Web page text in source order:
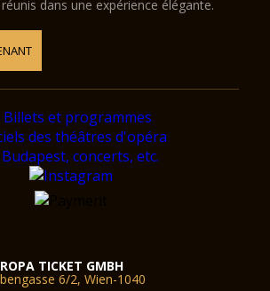
dans une expérience élégante.
TICKET GMBH
6/2, Wien-1040